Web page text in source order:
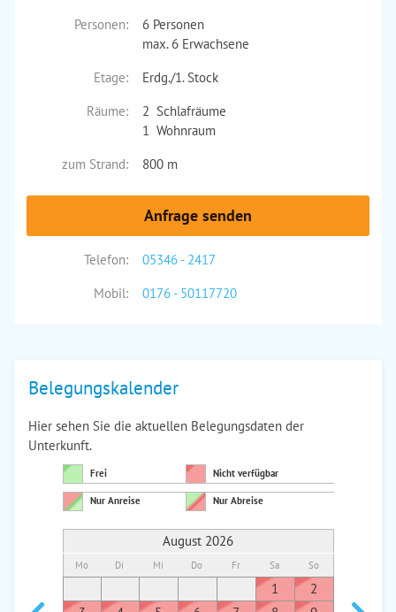
Personen:
6 Personen
max. 6 Erwachsene
Etage:
Erdg./1. Stock
Räume:
2 Schlafräume
1 Wohnraum
zum Strand:
800 m
Anfrage senden
Telefon:
05346 - 2417
Mobil:
0176 - 50117720
Belegungskalender
Hier sehen Sie die aktuellen Belegungsdaten der
Unterkunft.
Frei Nicht verfügbar
Nur Anreise Nur Abreise
August 2026
Mo Di Mi Do Fr Sa So
1
2